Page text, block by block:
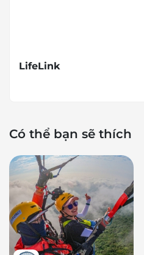
LifeLink
Có thể bạn sẽ thích